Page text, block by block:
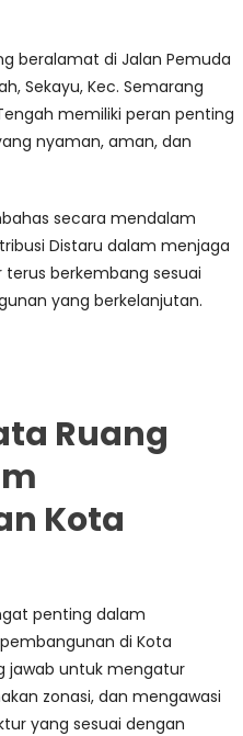
beralamat di Jalan Pemuda
Sekayu, Kec. Semarang
memiliki peran penting
nyaman, aman, dan
secara mendalam
Distaru dalam menjaga
berkembang sesuai
yang berkelanjutan.
Ruang
Kota
penting dalam
di Kota
jawab untuk mengatur
zonasi, dan mengawasi
yang sesuai dengan